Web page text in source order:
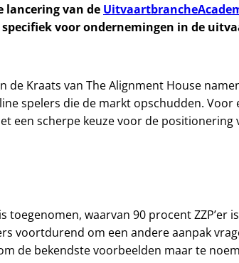
lancering van de
voor ondernemingen in de
de Kraats van The Alignment House
spelers die de markt opschudden.
een scherpe keuze voor de positionering
waarvan 90 procent ZZP’er
voortdurend om een andere aanpak
de bekendste voorbeelden maar te